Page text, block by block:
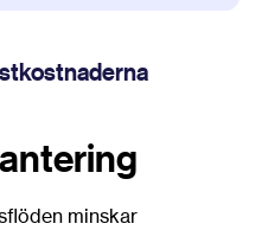
minskar